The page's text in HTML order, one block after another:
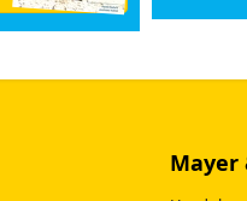
Mayer